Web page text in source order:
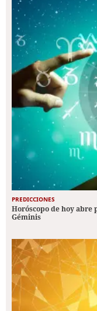
PREDICCIONES
Horóscopo de hoy abre
Géminis